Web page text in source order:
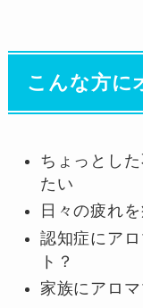
こんな方に
ちょっとし
たい
日々の疲れ
認知症にア
ト？
家族にアロ